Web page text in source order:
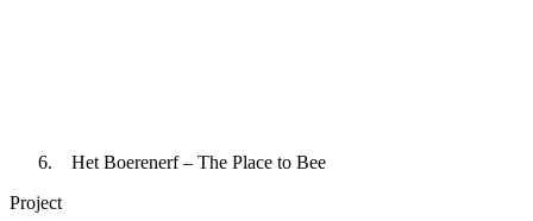
Het Boerenerf – The Place to Bee
Project